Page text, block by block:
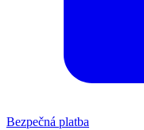
Bezpečná platba